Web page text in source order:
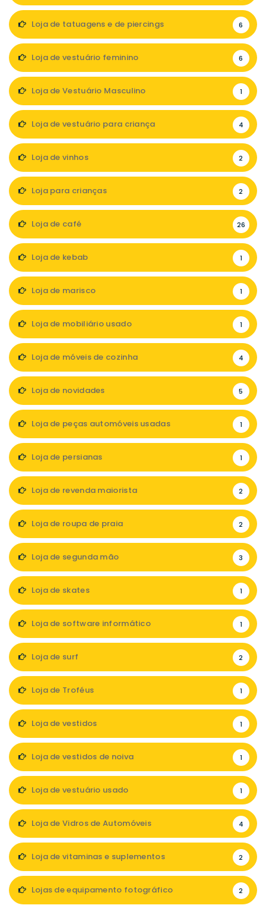
Loja de tatuagens e de piercings 6
Loja de vestuário feminino 6
Loja de Vestuário Masculino 1
Loja de vestuário para criança 4
Loja de vinhos 2
Loja para crianças 2
Loja de café 26
Loja de kebab 1
Loja de marisco 1
Loja de mobiliário usado 1
Loja de móveis de cozinha 4
Loja de novidades 5
Loja de peças automóveis usadas 1
Loja de persianas 1
Loja de revenda maiorista 2
Loja de roupa de praia 2
Loja de segunda mão 3
Loja de skates 1
Loja de software informático 1
Loja de surf 2
Loja de Troféus 1
Loja de vestidos 1
Loja de vestidos de noiva 1
Loja de vestuário usado 1
Loja de Vidros de Automóveis 4
Loja de vitaminas e suplementos 2
Lojas de equipamento fotográfico 2